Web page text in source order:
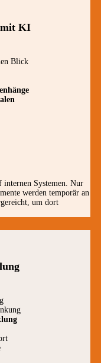
mit KI
Blick
Systemen. Nur
werden temporär an
um dort